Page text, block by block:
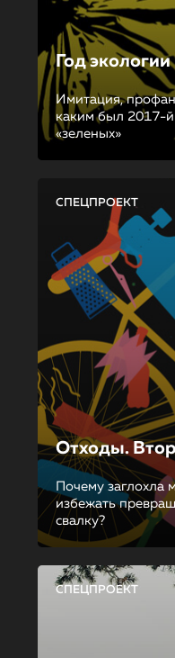
Год экологии
Имитация,
каким был 2017-й
«зеленых»
СПЕЦПРОЕКТ
Отходы.
Почему заглохла
избежать
свалку?
СПЕЦПРОЕКТ